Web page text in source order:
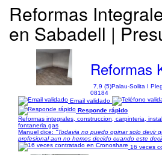
Reformas
en Sabadell |
Reformas
7,9 (5)Palau-Solita I
08184
Email validado
Responde rápido
Reformas integrales, construccion, carpinteria,
fontaneria gas
Manuel dice: "Todavia no puedo opinar solo devir
profesional aun no hemos decido cuando este
16 veces